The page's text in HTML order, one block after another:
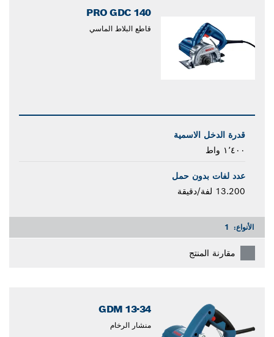
PRO GDC 140
قاطع البلاط الماسي
قدرة الدخل الاسمية
١٬٤٠٠ واط
عدد لفات بدون حمل
13.200 لفة/دقيقة
الأنواع: 1
مقارنة المنتج
GDM 13-34
منشار الرخام